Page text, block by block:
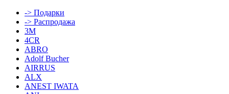
-> Подарки
-> Распродажа
3M
4CR
ABRO
Adolf Bucher
AIRRUS
ALX
ANEST IWATA